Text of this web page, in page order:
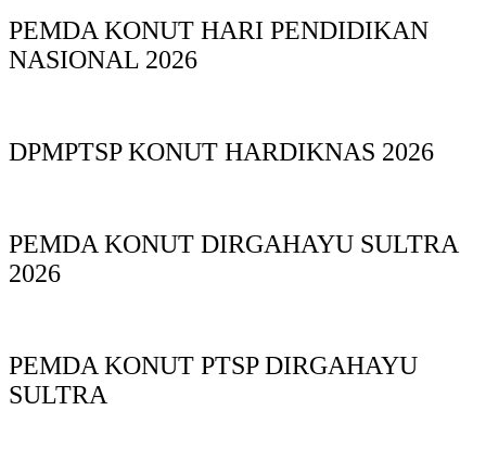
PEMDA KONUT HARI PENDIDIKAN
NASIONAL 2026
DPMPTSP KONUT HARDIKNAS 2026
PEMDA KONUT DIRGAHAYU SULTRA
2026
PEMDA KONUT PTSP DIRGAHAYU
SULTRA